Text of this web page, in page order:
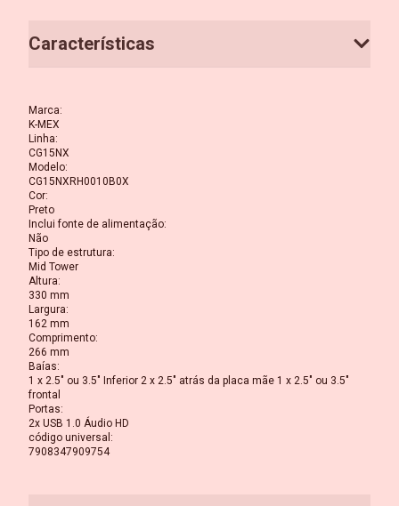
Características
Marca:
K-MEX
Linha:
CG15NX
Modelo:
CG15NXRH0010B0X
Cor:
Preto
Inclui fonte de alimentação:
Não
Tipo de estrutura:
Mid Tower
Altura:
330 mm
Largura:
162 mm
Comprimento:
266 mm
Baías:
1 x 2.5" ou 3.5" Inferior 2 x 2.5" atrás da placa mãe 1 x 2.5" ou 3.5"
frontal
Portas:
2x USB 1.0 Áudio HD
código universal :
7908347909754